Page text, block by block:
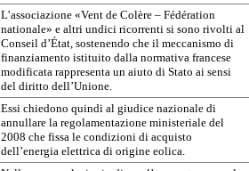
L’associazione «Vent de Colère – Fédération
nationale» e altri undici ricorrenti si sono rivolti al
Conseil d’État, sostenendo che il meccanismo di
finanziamento istituito dalla normativa francese
modificata rappresenta un aiuto di Stato ai sensi
del diritto dell’Unione.
Essi chiedono quindi al giudice nazionale di
annullare la regolamentazione ministeriale del
2008 che fissa le condizioni di acquisto
dell’energia elettrica di origine eolica.